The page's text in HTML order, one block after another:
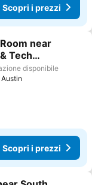
Scopri i prezzi
preferiti
near
Tech
disponibile
Scopri i prezzi